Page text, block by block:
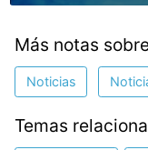
Más notas
Noticias
Temas